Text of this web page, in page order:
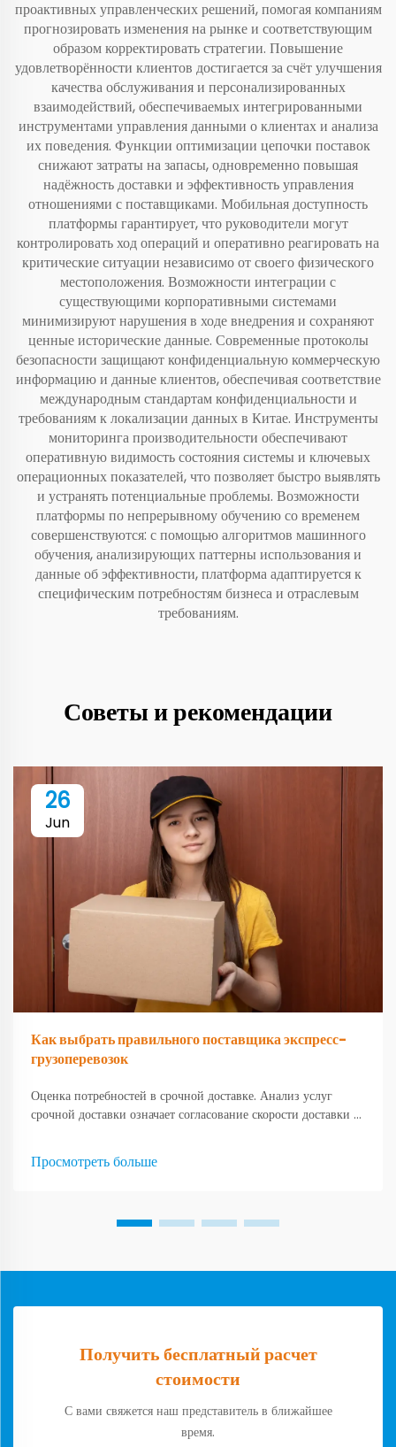
проактивных управленческих решений, помогая компаниям
прогнозировать изменения на рынке и соответствующим
образом корректировать стратегии. Повышение
удовлетворённости клиентов достигается за счёт улучшения
качества обслуживания и персонализированных
взаимодействий, обеспечиваемых интегрированными
инструментами управления данными о клиентах и анализа
их поведения. Функции оптимизации цепочки поставок
снижают затраты на запасы, одновременно повышая
надёжность доставки и эффективность управления
отношениями с поставщиками. Мобильная доступность
платформы гарантирует, что руководители могут
контролировать ход операций и оперативно реагировать на
критические ситуации независимо от своего физического
местоположения. Возможности интеграции с
существующими корпоративными системами
минимизируют нарушения в ходе внедрения и сохраняют
ценные исторические данные. Современные протоколы
безопасности защищают конфиденциальную коммерческую
информацию и данные клиентов, обеспечивая соответствие
международным стандартам конфиденциальности и
требованиям к локализации данных в Китае. Инструменты
мониторинга производительности обеспечивают
оперативную видимость состояния системы и ключевых
операционных показателей, что позволяет быстро выявлять
и устранять потенциальные проблемы. Возможности
платформы по непрерывному обучению со временем
совершенствуются: с помощью алгоритмов машинного
обучения, анализирующих паттерны использования и
данные об эффективности, платформа адаптируется к
специфическим потребностям бизнеса и отраслевым
требованиям.
Советы и рекомендации
26
Jun
Как выбрать правильного поставщика экспресс-
грузоперевозок
Оценка потребностей в срочной доставке. Анализ услуг
срочной доставки означает согласование скорости доставки с
доставка на следующий или второй день...
Просмотреть больше
Получить бесплатный расчет
стоимости
С вами свяжется наш представитель в ближайшее
время.